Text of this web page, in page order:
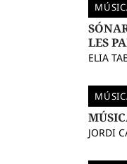
LES
ELIA
JORDI